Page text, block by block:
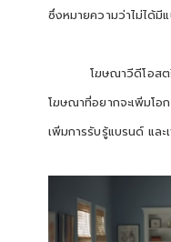
ซึ่งหมายความว่าไม่ได้มี
โฆษณาวีดีโอสต
โฆษณาที่อยากจะเพิ่มโอ
เพิ่มการรับรู้แบรนด์ แล